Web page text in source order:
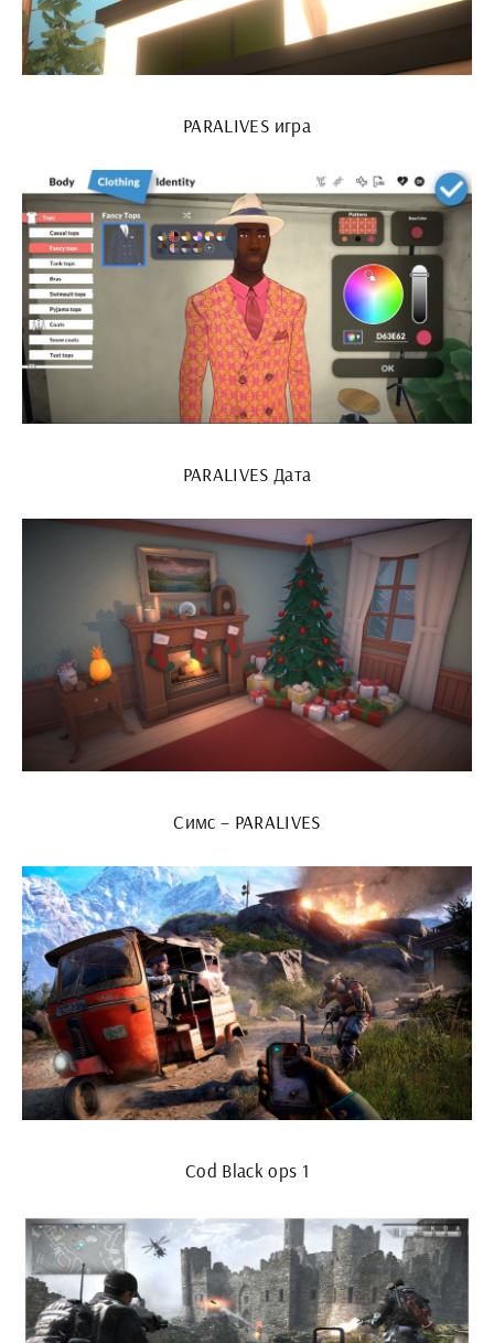
PARALIVES игра
PARALIVES Дата
Симс – PARALIVES
Cod Black ops 1